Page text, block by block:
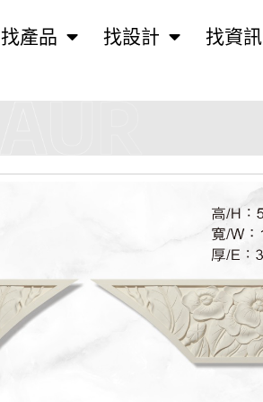
找產品 找設計 找資訊